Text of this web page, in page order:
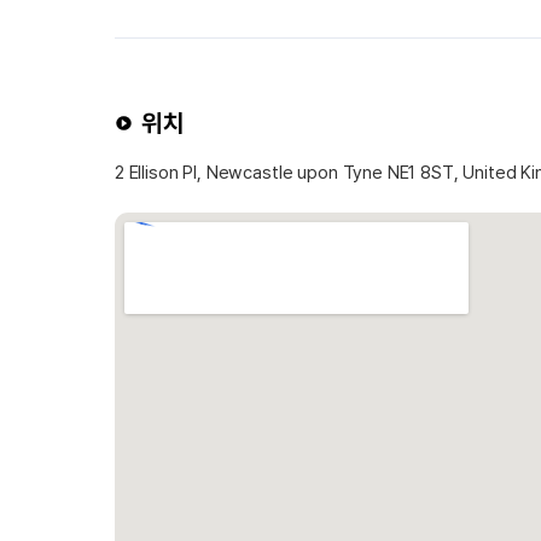
위치
2 Ellison Pl, Newcastle upon Tyne NE1 8ST, United